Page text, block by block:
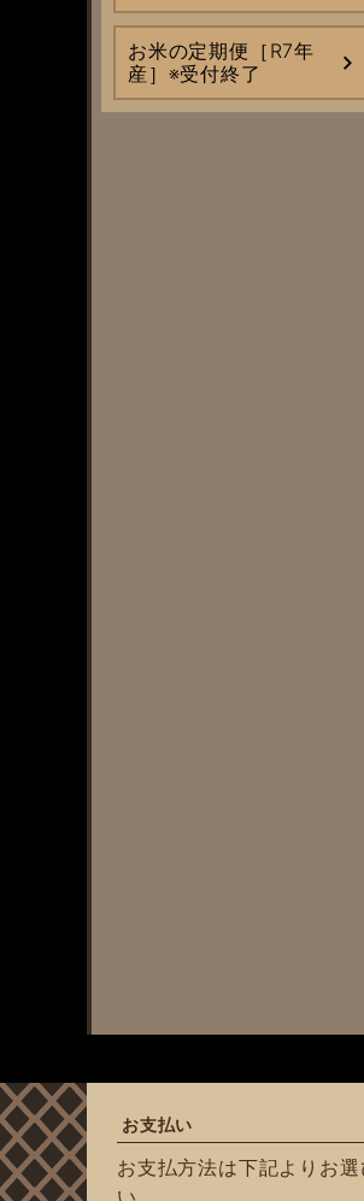
お米の定期便［R7年
産］※受付終了
お支払い
お支払方法は下記よりお選